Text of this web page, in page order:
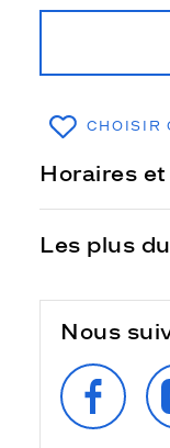
CHOISIR
Horaires
Les plus
Nous
SUR